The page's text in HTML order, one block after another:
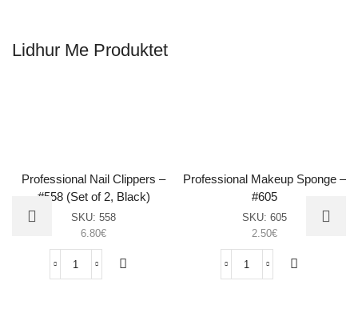
Lidhur Me Produktet
Professional Nail Clippers –
#558 (Set of 2, Black)
SKU: 558
6.80€
Professional
Professional Makeup Sponge –
#605
SKU: 605
2.50€
Professional